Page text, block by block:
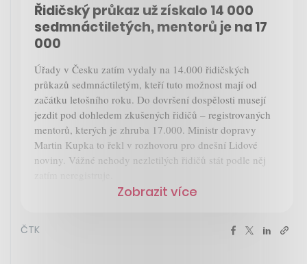
Řidičský průkaz už získalo 14 000
sedmnáctiletých, mentorů je na 17
000
Úřady v Česku zatím vydaly na 14.000 řidičských
průkazů sedmnáctiletým, kteří tuto možnost mají od
začátku letošního roku. Do dovršení dospělosti musejí
jezdit pod dohledem zkušených řidičů – registrovaných
mentorů, kterých je zhruba 17.000. Ministr dopravy
Martin Kupka to řekl v rozhovoru pro dnešní Lidové
noviny. Vážné nehody nezletilých řidičů stát podle něj
Zobrazit více
ČTK